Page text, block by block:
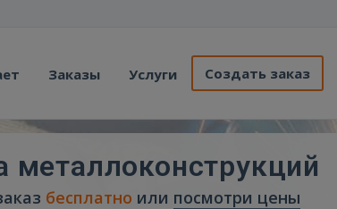
Заказы Услуги Создать заказ
металлоконструкций
бесплатно или посмотри цены